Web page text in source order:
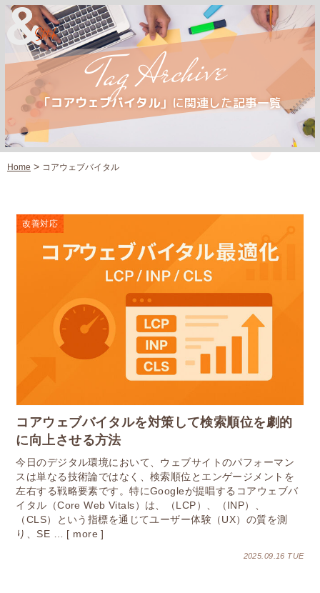
Tag Archive
「コアウェブバイタル」に関連した記事一覧
Home > コアウェブバイタル
改善対応
コアウェブバイタルを対策して検索順位を劇的
に向上させる方法
今日のデジタル環境において、ウェブサイトのパフォーマン
スは単なる技術論ではなく、検索順位とエンゲージメントを
左右する戦略要素です。特にGoogleが提唱するコアウェブバ
イタル（Core Web Vitals）は、（LCP）、（INP）、
（CLS）という指標を通じてユーザー体験（UX）の質を測
り、SE … [ more ]
2025.09.16 TUE